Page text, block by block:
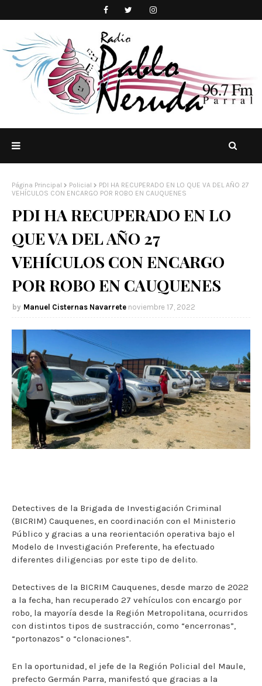
Página Principal Policial
PDI HA RECUPERADO EN LO QUE VA DEL AÑO 27
VEHÍCULOS CON ENCARGO POR ROBO EN CAUQUENES
PDI HA RECUPERADO EN LO
QUE VA DEL AÑO 27
VEHÍCULOS CON ENCARGO
POR ROBO EN CAUQUENES
Manuel Cisternas Navarrete noviembre 17, 2022
Detectives de la Brigada de Investigación Criminal
(BICRIM) Cauquenes, en coordinación con el Ministerio
Público y gracias a una reorientación operativa bajo el
Modelo de Investigación Preferente, ha efectuado
diferentes diligencias por este tipo de delito.
Detectives de la BICRIM Cauquenes, desde marzo de 2022
a la fecha, han recuperado 27 vehículos con encargo por
robo, la mayoría desde la Región Metropolitana, ocurridos
con distintos tipos de sustracción, como “encerronas”,
“portonazos” o “clonaciones”.
En la oportunidad, el jefe de la Región Policial del Maule,
prefecto Germán Parra, manifestó que gracias a la